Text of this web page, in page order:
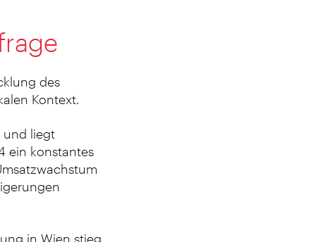
des
Kontext.
und liegt
ein konstantes
in Wien stieg